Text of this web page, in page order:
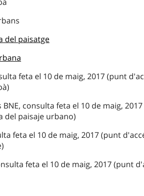
del paisatge
feta el 10 de maig, 2017 (punt
consulta feta el 10 de maig,
del paisaje urbano)
feta el 10 de maig, 2017 (punt
feta el 10 de maig, 2017 (punt